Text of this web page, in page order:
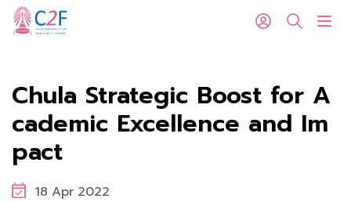
Chula Strategic Boost for A
cademic Excellence and Im
pact
18 Apr 2022